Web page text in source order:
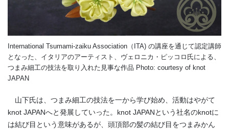
International Tsumami-zaiku Association（ITA) の講座を通じて認定講師
となった、イタリアのアーティスト、ヴェロニカ・ピッコロ氏による、
つまみ細工の技法を取り入れた見事な作品 Photo: courtesy of knot
JAPAN
山下氏は、つまみ細工の技法を一から学び始め、活動はやがて
knot JAPANへと発展していった。knot JAPANという社名のknotに
は結び目という意味があるが、頭頂部の髪の結び目をつまみかん